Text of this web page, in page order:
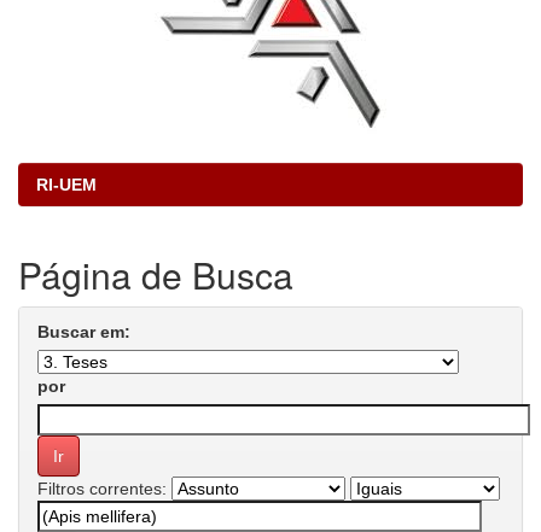
RI-UEM
Página de Busca
Buscar em:
por
Filtros correntes: